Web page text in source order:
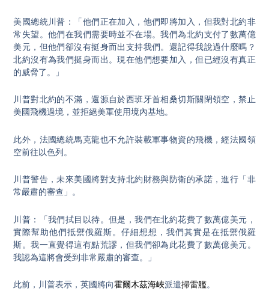
美國總統川普：「他們正在加入，他們即將加入，但我對北約非
常失望。他們在我們需要時並不在場。我們為北約支付了數萬億
美元，但他們卻沒有挺身而出支持我們。還記得我說過什麼嗎？
北約沒有為我們挺身而出。現在他們想要加入，但已經沒有真正
的威脅了。」
川普對北約的不滿，還源自於西班牙首相桑切斯關閉領空，禁止
美國飛機過境，並拒絕美軍使用境內基地。
此外，法國總統馬克龍也不允許裝載軍事物資的飛機，經法國領
空前往以色列。
川普警告，未來美國將對支持北約財務與防衛的承諾，進行「非
常嚴肅的審查」。
川普：「我們拭目以待。但是，我們在北約花費了數萬億美元，
實際幫助他們抵禦俄羅斯。仔細想想，我們其實是在抵禦俄羅
斯。我一直覺得這有點荒謬，但我們卻為此花費了數萬億美元。
我認為這將會受到非常嚴肅的審查。」
此前，川普表示，英國將向霍爾木茲海峽派遣掃雷艦。